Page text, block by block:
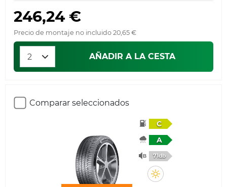
246,24 €
Precio de montaje no incluido 20,65 €
AÑADIR A LA CESTA
Comparar seleccionados
C
A
71db